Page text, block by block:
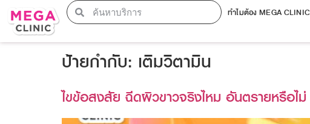
ทำไมต้อง MEGA CLINIC
ป้ายกำกับ: เติมวิตามิน
ไขข้อสงสัย ฉีดผิวขาวจริงไหม อันตรายหรือไม่